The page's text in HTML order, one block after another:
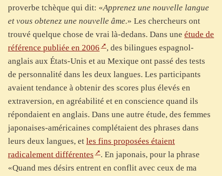
proverbe tchèque qui dit: «Apprenez une nouvelle langue
et vous obtenez une nouvelle âme.» Les chercheurs ont
trouvé quelque chose de vrai là-dedans. Dans une étude de
référence publiée en 2006
, des bilingues espagnol-
anglais aux États-Unis et au Mexique ont passé des tests
de personnalité dans les deux langues. Les participants
avaient tendance à obtenir des scores plus élevés en
extraversion, en agréabilité et en conscience quand ils
répondaient en anglais. Dans une autre étude, des femmes
japonaises-américaines complétaient des phrases dans
leurs deux langues, et les fins proposées étaient
radicalement différentes
. En japonais, pour la phrase
«Quand mes désirs entrent en conflit avec ceux de ma